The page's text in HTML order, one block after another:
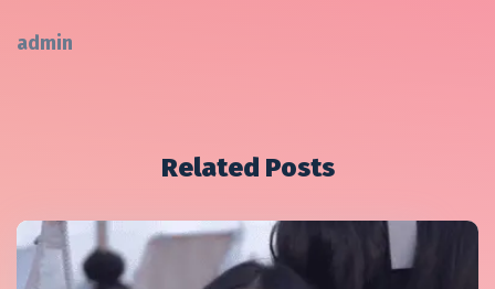
admin
Related Posts